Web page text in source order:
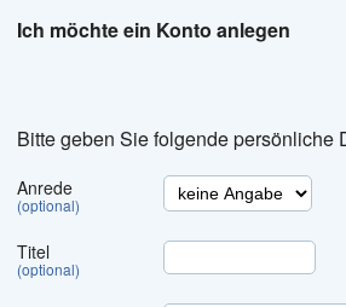
Ich möchte ein Konto anlegen
Bitte geben Sie folgende persönliche
Anrede
(optional)
Titel
(optional)